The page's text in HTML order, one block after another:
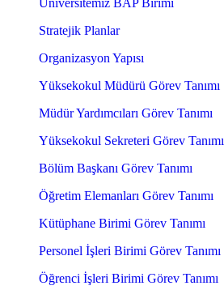
Üniversitemiz BAP Birimi
Stratejik Planlar
Organizasyon Yapısı
Yüksekokul Müdürü Görev Tanımı
Müdür Yardımcıları Görev Tanımı
Yüksekokul Sekreteri Görev Tanımı
Bölüm Başkanı Görev Tanımı
Öğretim Elemanları Görev Tanımı
Kütüphane Birimi Görev Tanımı
Personel İşleri Birimi Görev Tanımı
Öğrenci İşleri Birimi Görev Tanımı